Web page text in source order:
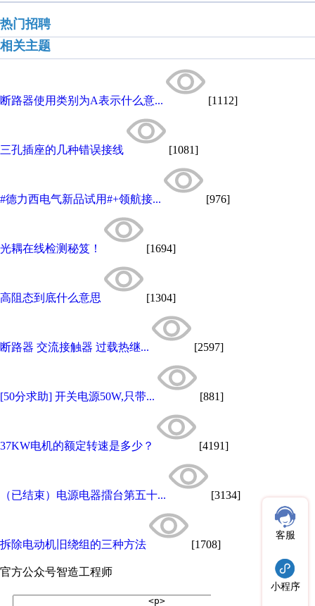
热门招聘
相关主题
断路器使用类别为A表示什么意... [1112]
三孔插座的几种错误接线 [1081]
#德力西电气新品试用#+领航接... [976]
光耦在线检测秘笈！ [1694]
高阻态到底什么意思 [1304]
断路器 交流接触器 过载热继... [2597]
[50分求助] 开关电源50W,只带... [881]
37KW电机的额定转速是多少？ [4191]
（已结束）电源电器擂台第五十... [3134]
拆除电动机旧绕组的三种方法 [1708]
官方公众号智造工程师
客服
小程序